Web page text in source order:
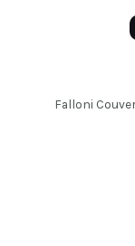
Falloni